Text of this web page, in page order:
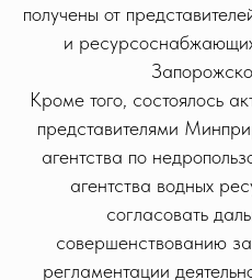
получены от
и
Кроме того, состоялось
представителями
агентства по
агентства водных
согласовать
совершенствованию
регламентации